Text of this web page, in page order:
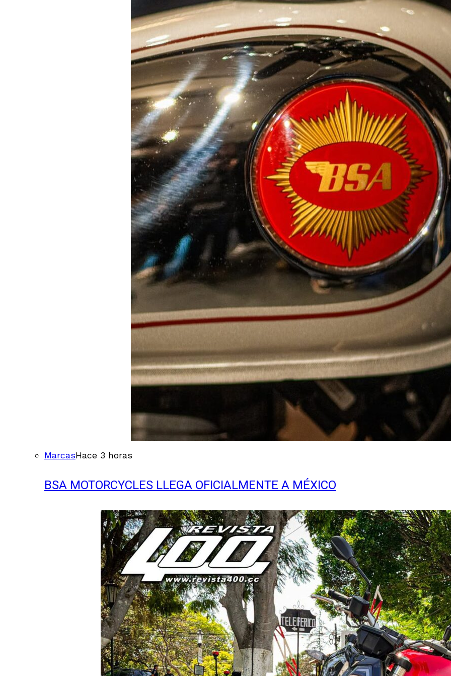
MarcasHace 3 horas
BSA MOTORCYCLES LLEGA OFICIALMENTE A MÉXICO